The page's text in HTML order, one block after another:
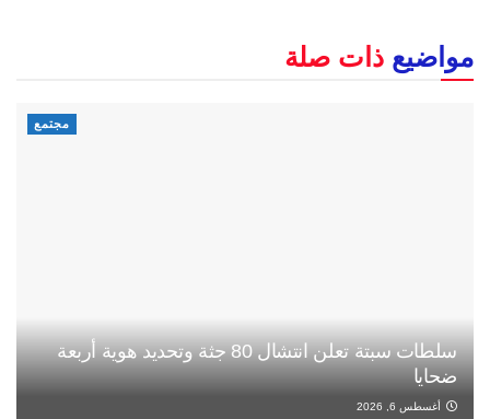
مواضيع ذات صلة
مجتمع
سلطات سبتة تعلن انتشال 80 جثة وتحديد هوية أربعة
ضحايا
أغسطس 6, 2026